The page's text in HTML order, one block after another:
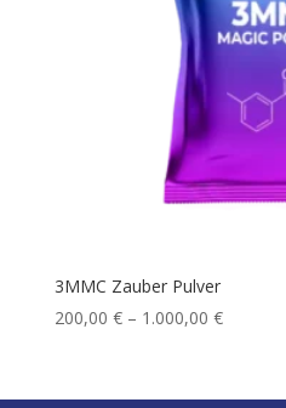
3MMC Zauber Pulver
200,00 € – 1.000,00 €Price
through